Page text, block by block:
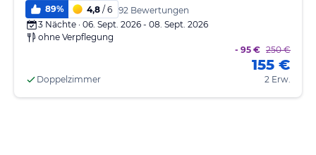
89% 4,8 / 6 92 Bewertungen
3 Nächte · 06. Sept. 2026 - 08. Sept. 2026
ohne Verpflegung
Doppelzimmer
- 95 € 250 €
155 €
2 Erw.